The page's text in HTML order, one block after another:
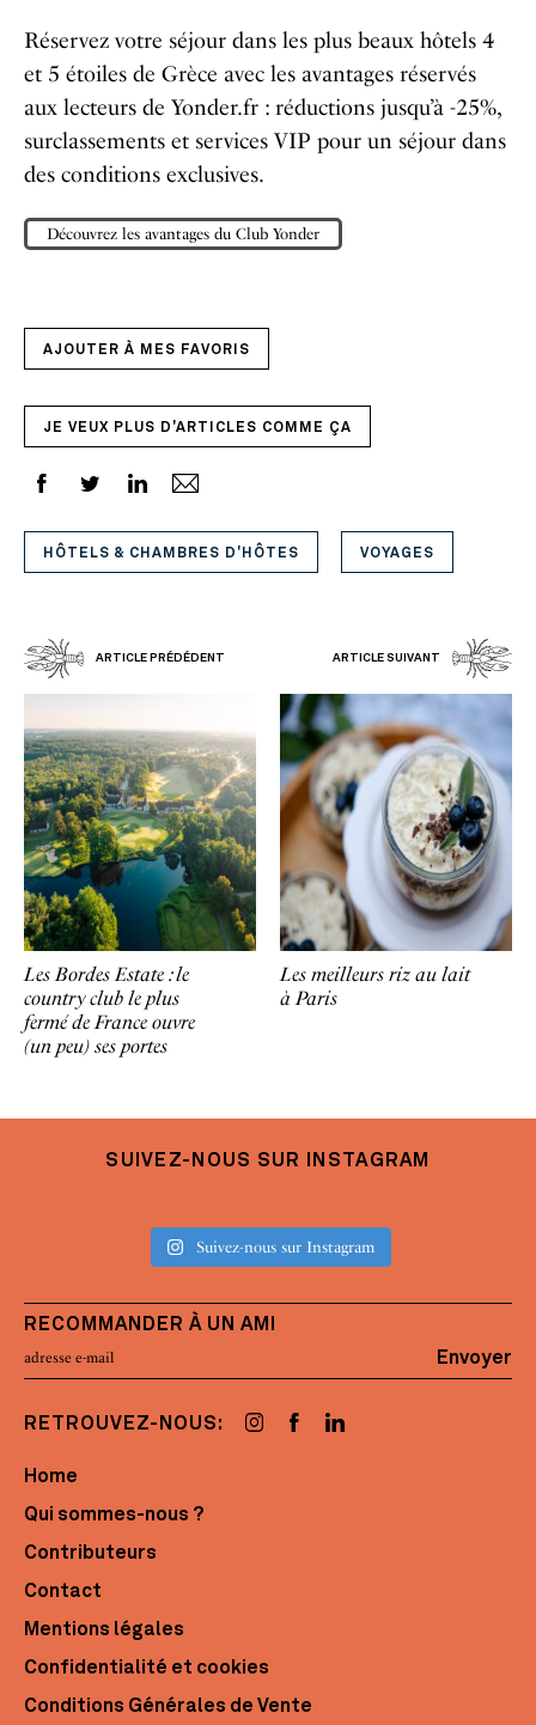
Réservez votre séjour dans les plus beaux hôtels 4
et 5 étoiles de Grèce avec les avantages réservés
aux lecteurs de Yonder.fr : réductions jusqu’à -25%,
surclassements et services VIP pour un séjour dans
des conditions exclusives.
Découvrez les avantages du Club Yonder
AJOUTER À MES FAVORIS
JE VEUX PLUS D'ARTICLES COMME ÇA
HÔTELS & CHAMBRES D'HÔTES VOYAGES
ARTICLE PRÉDÉDENT ARTICLE SUIVANT
Les Bordes Estate : le
country club le plus
fermé de France ouvre
(un peu) ses portes
Les meilleurs riz au lait
à Paris
SUIVEZ-NOUS SUR INSTAGRAM
Suivez-nous sur Instagram
RECOMMANDER À UN AMI
Envoyer
RETROUVEZ-NOUS:
Home
Qui sommes-nous ?
Contributeurs
Contact
Mentions légales
Confidentialité et cookies
Conditions Générales de Vente